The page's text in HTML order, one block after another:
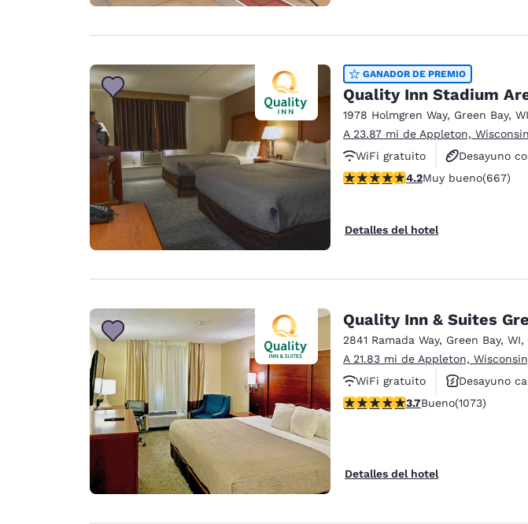
GANADOR DE PREMIO
Quality Inn Stadium
1978 Holmgren Way, Green Bay, WI
A 23.87 mi de Appleton,
WiFi gratuito
Desayuno
Desayuno caliente gratis
calificación de 4.19 estrellas. Muy
4.2Muy bueno(667)
Detalles del hotel
2841 Ramada Way, Green Bay, WI,
A 21.83 mi de Appleton,
WiFi gratuito
Desayuno
Se aceptan mascotas
calificación de 3.66 estrellas.
3.7Bueno(1073)
Detalles del hotel